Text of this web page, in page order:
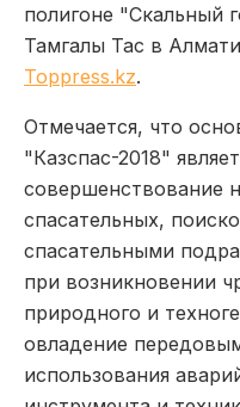
полигоне "Скальный
Тамгалы Тас в
Toppress.kz.
Отмечается, что
"Казспас-2018"
совершенствование
спасательных,
спасательными
при возникновении
природного и
овладение
использования